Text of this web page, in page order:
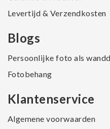
Levertijd & Verzendkosten
Blogs
Persoonlijke foto als
Fotobehang
Klantenservice
Algemene voorwaarden